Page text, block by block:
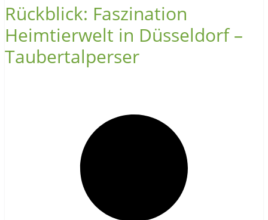
Rückblick: Faszination
Heimtierwelt in Düsseldorf –
Taubertalperser